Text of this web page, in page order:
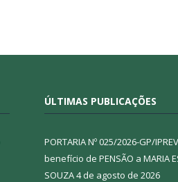
ÚLTIMAS PUBLICAÇÕES
PORTARIA Nº 025/2026-GP/
benefício de PENSÃO a MARIA
SOUZA4 de agosto de 2026